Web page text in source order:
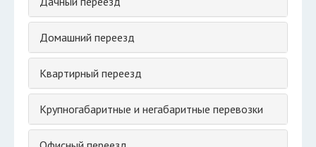
Домашний переезд
Квартирный переезд
Крупногабаритные и негабаритные перевозки